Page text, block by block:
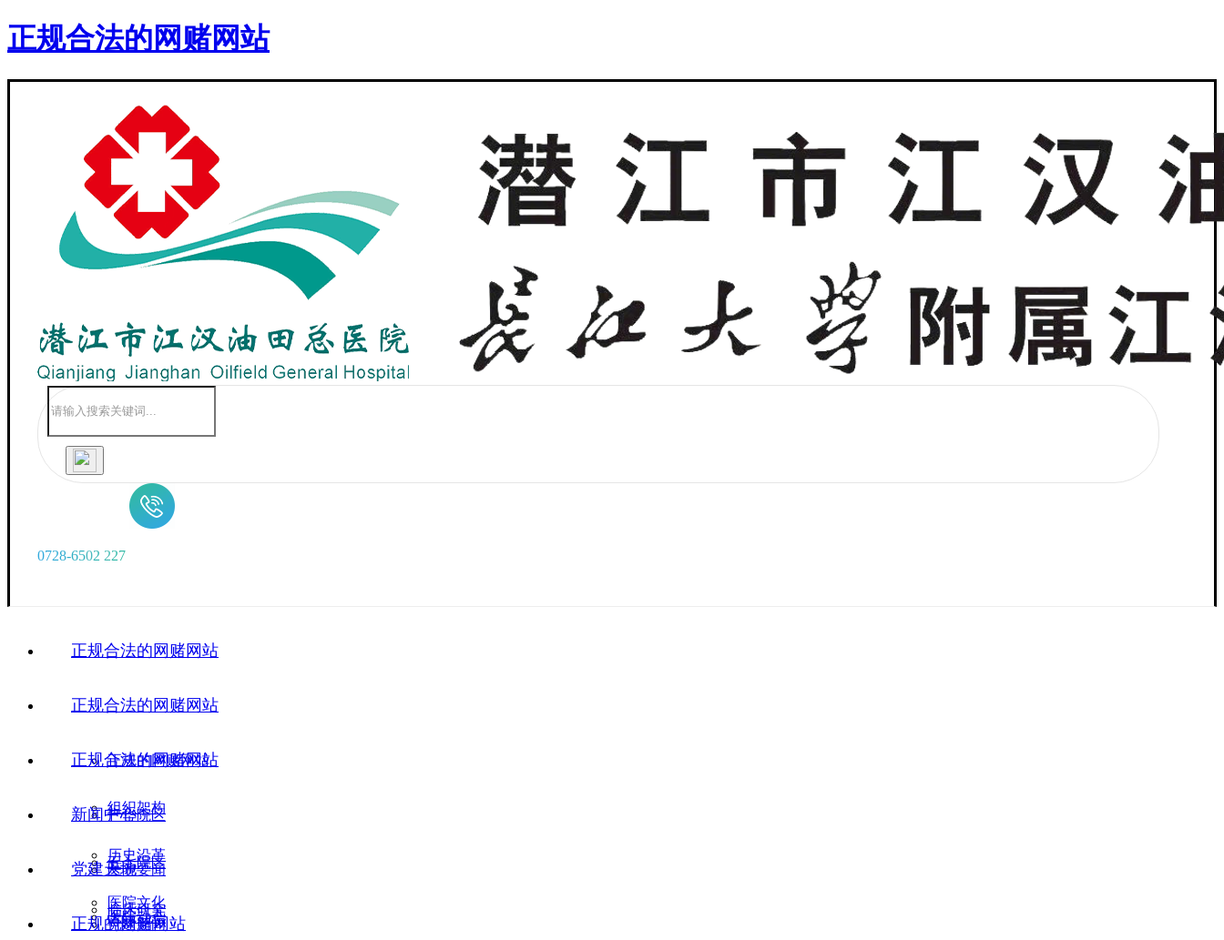
正规合法的网赌网站
0728-6502 227
正规合法的网赌网站
正规合法的网赌网站
正规的网赌网站
组织架构
历史沿革
医院文化
正规合法的网赌网站
广华院区
五七院区
临床研究
新闻中心
医院要闻
医院动态
党建天地
党建新闻
正规的网赌网站